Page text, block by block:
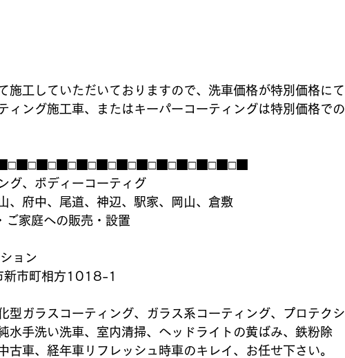
施工していただいておりますので、洗車価格が特別価格にて
ィング施工車、またはキーパーコーティングは特別価格での
グ、ボディーコーティグ
、府中、尾道、神辺、駅家、岡山、倉敷
ご家庭への販売・設置
ョン
市町相方1018-1
型ガラスコーティング、ガラス系コーティング、プロテクシ
水手洗い洗車、室内清掃、ヘッドライトの黄ばみ、鉄粉除
古車、経年車リフレッシュ時車のキレイ、お任せ下さい。